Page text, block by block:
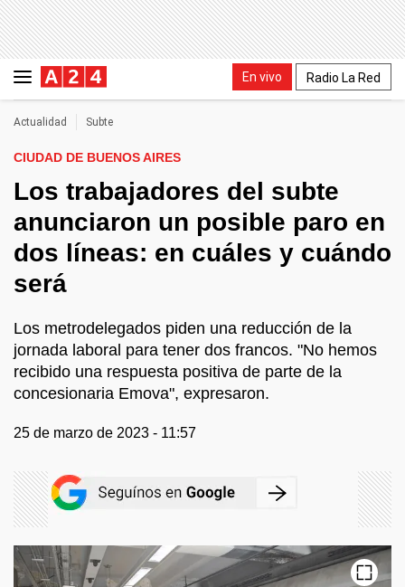
En vivo Radio La Red
Actualidad Subte
CIUDAD DE BUENOS AIRES
Los trabajadores del subte
anunciaron un posible paro en
dos líneas: en cuáles y cuándo
será
Los metrodelegados piden una reducción de la
jornada laboral para tener dos francos. "No hemos
recibido una respuesta positiva de parte de la
concesionaria Emova", expresaron.
25 de marzo de 2023 - 11:57